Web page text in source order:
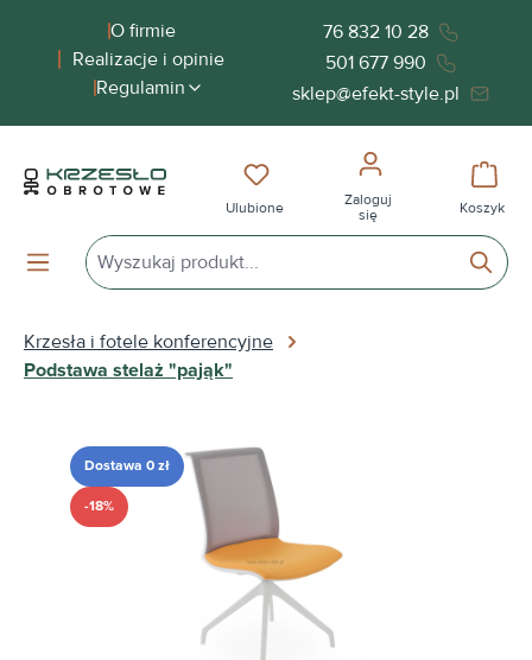
zawartościO firmie
Realizacje i opinie
Regulamin
76 832 10 28
501 677 990
sklep@efekt-style.pl
Masz 0 przedmioty na liście
Ulubione
Zaloguj
się
Koszyk
Krzesła i fotele konferencyjne
Podstawa stelaż "pająk"
Pomiń galerię zdjęć
Dostawa 0 zł
-18%